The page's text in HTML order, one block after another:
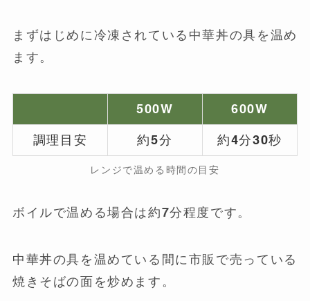
まずはじめに冷凍されている中華丼の具を温め
ます。
500W
600W
調理目安
約5分 約4分30秒
レンジで温める時間の目安
ボイルで温める場合は約7分程度です。
中華丼の具を温めている間に市販で売っている
焼きそばの面を炒めます。